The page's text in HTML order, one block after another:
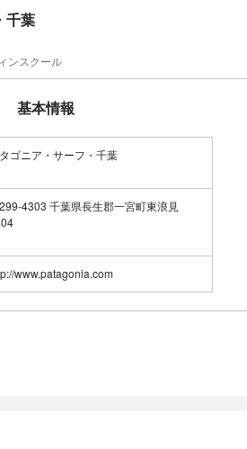
千葉
ンスクール
基本情報
ゴニア・サーフ・千葉
4303 千葉県長生郡一宮町東浪見
www.patagonia.com